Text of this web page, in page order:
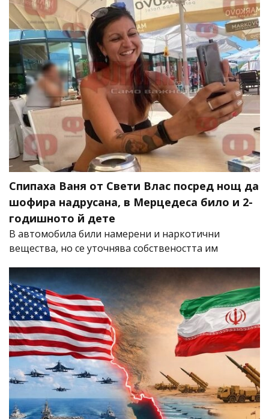
Спипаха Ваня от Свети Влас посред нощ да
шофира надрусана, в Мерцедеса било и 2-
годишното й дете
В автомобила били намерени и наркотични
вещества, но се уточнява собствеността им